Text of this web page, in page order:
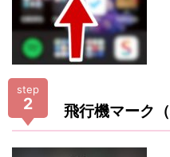
step
2 飛行機マーク